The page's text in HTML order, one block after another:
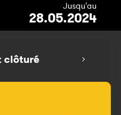
Jusqu'au
28.05.2024
clôturé